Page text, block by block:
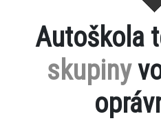
Autoškola
skupiny